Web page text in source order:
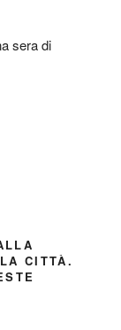
sera di
CITTÀ.